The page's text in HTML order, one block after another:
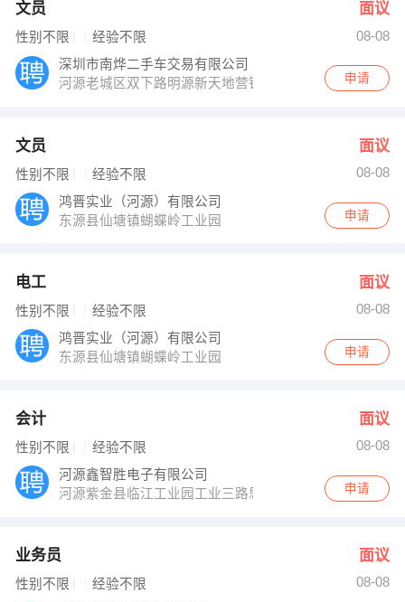
文员 面议
性别不限 经验不限
08-08
深圳市南烨二手车交易有限公司
河源老城区双下路明源新天地营销中心
申请
文员 面议
性别不限 经验不限
08-08
鸿晋实业（河源）有限公司
东源县仙塘镇蝴蝶岭工业园
申请
电工 面议
性别不限 经验不限
08-08
鸿晋实业（河源）有限公司
东源县仙塘镇蝴蝶岭工业园
申请
会计 面议
性别不限 经验不限
08-08
河源鑫智胜电子有限公司
河源紫金县临江工业园工业三路思比4楼
申请
业务员 面议
性别不限 经验不限
08-08